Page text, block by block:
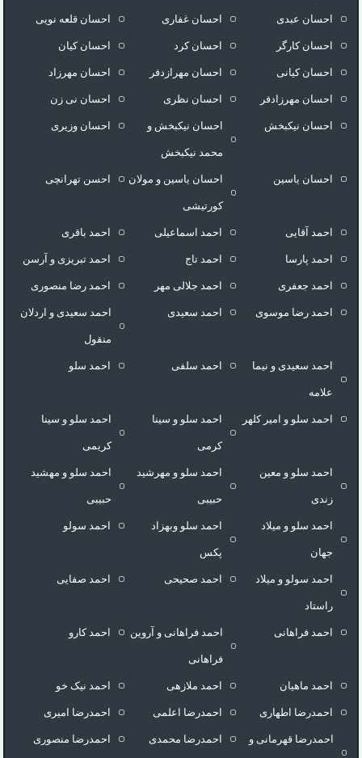
احسان عبدی احسان غفاری احسان قلعه نویی
احسان کارگر احسان کرد احسان کیان
احسان کیانی احسان مهرازدفر احسان مهرزاد
احسان مهرزادفر احسان نظری احسان نی زن
احسان نیکبخش احسان نیکبخش و
محمد نیکبخش
احسان وزیری
احسان یاسین احسان یاسین و مولان
کورتیشی
احسن تهرانچی
احمد آقایی احمد اسماعیلی احمد باقری
احمد پارسا احمد تاج احمد تبریزی و آرسن
احمد جعفری احمد جلالی مهر احمد رضا منصوری
احمد رضا موسوی احمد سعیدی احمد سعیدی و اردلان
منقول
احمد سعیدی و نیما
علامه
احمد سلفی احمد سلو
احمد سلو و امیر کلهر احمد سلو و سینا
کرمی
احمد سلو و سینا
کریمی
احمد سلو و معین
زندی
احمد سلو و مهرشید
حبیبی
احمد سلو و مهشید
حبیبی
احمد سلو و میلاد
جهان
احمد سلو وبهزاد
پکس
احمد سولو
احمد سولو و میلاد
راستاد
احمد صحیحی احمد صفایی
احمد فراهانی احمد فراهانی و آروین
فراهانی
احمد کارو
احمد ماهیان احمد ملازهی احمد نیک خو
احمدرضا اطهاری احمدرضا اعلمی احمدرضا امیری
احمدرضا قهرمانی و احمدرضا محمدی احمدرضا منصوری